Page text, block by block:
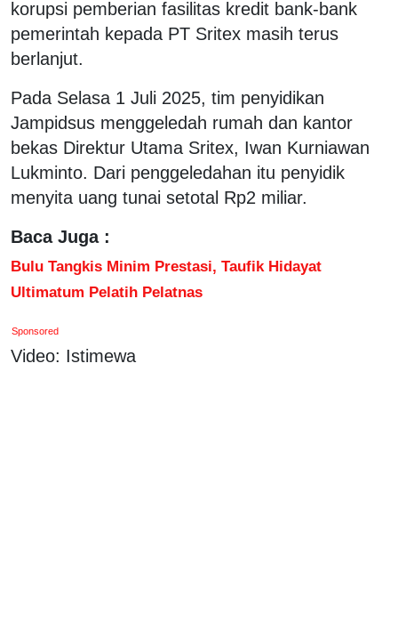
korupsi pemberian fasilitas kredit bank-bank
pemerintah kepada PT Sritex masih terus
berlanjut.
Pada Selasa 1 Juli 2025, tim penyidikan
Jampidsus menggeledah rumah dan kantor
bekas Direktur Utama Sritex, Iwan Kurniawan
Lukminto. Dari penggeledahan itu penyidik
menyita uang tunai setotal Rp2 miliar.
Baca Juga :
Bulu Tangkis Minim Prestasi, Taufik Hidayat
Ultimatum Pelatih Pelatnas
Sponsored
Video: Istimewa